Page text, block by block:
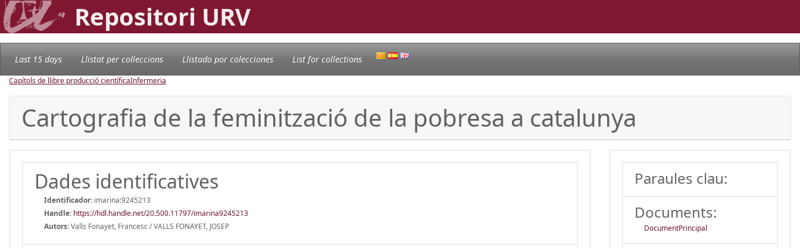
Repositori URV
Last 15 days Llistat per col·leccions Llistado por colecciones List for collections
Capítols de llibre producció científicaInfermeria
Cartografia de la feminització de la pobresa a catalunya
Dades identificatives
Identificador: imarina:9245213
Handle: https://hdl.handle.net/20.500.11797/imarina9245213
Autors:Valls Fonayet, Francesc / VALLS FONAYET, JOSEP
Paraules clau:
Documents:
DocumentPrincipal